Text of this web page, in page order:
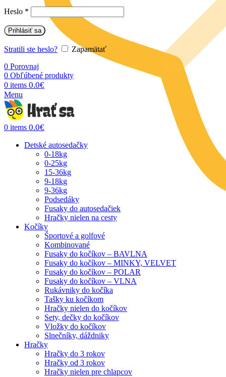
Heslo *
Prihlásiť sa
Stratili ste heslo?
Zapamätať
0 Porovnaj
0 Obľúbené produkty
0 items 0.0€
Menu
0 items 0.0€
Detské autosedačky
0-18kg
0-25kg
15-36kg
9-18kg
9-36kg
Podsedáky
Fusaky do autosedačiek
Hračky nielen na cesty
Kočíky
Športové a golfové
Kombinované
Fusaky do kočíkov – BAVLNA
Fusaky do kočíkov – MINKY, VELVET
Fusaky do kočíkov – POLAR
Fusaky do kočíkov – VLNA
Rukávniky do kočíka
Tašky ku kočíkom
Hračky nielen do kočíkov
Sety, dečky do kočíkov
Vložky do kočíkov
Slnečníky, dáždniky
Hračky
Hračky do 3 rokov
Hračky od 3 rokov
Hračky nielen pre chlapcov